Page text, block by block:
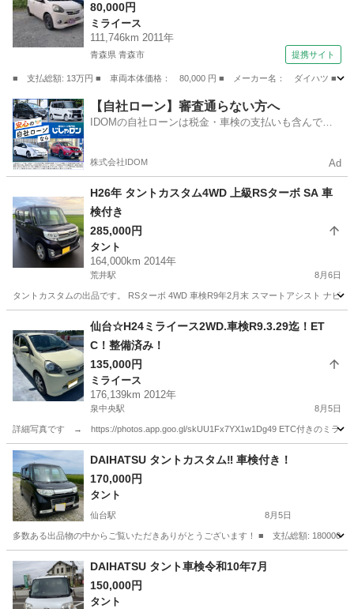
80,000円
ミライース
111,746km 2011年
青森県 青森市 提携サイト
■ 支払総額: 13万円 ■ 車両本体価格： 80,000 円 ■ メーカー名： ダイハツ ■
青森 青森市 ミライース
【自社ローン】審査通らない方へ
IDOMの自社ローンは税金・車検の支払いも含んでい
株式会社IDOM Ad
H26年 タントカスタム4WD 上級RSターボ SA 車
検付き
285,000円
タント
164,000km 2014年
荒井駅 8月6日
タントカスタムの出品です。 RSターボ 4WD 車検R9年2月末 スマートアシスト ナビ
荒井駅 タント
仙台☆H24ミライース2WD.車検R9.3.29迄！ET
C！整備済み！
135,000円
ミライース
176,139km 2012年
泉中央駅 8月5日
詳細写真です → https://photos.app.goo.gl/skUU1Fx7YX1w1Dg49 ETC付きのミライ
宮城 仙台市 ミライース 走行距離
DAIHATSU タントカスタム‼︎ 車検付き！
170,000円
タント
仙台駅 8月5日
多数ある出品物の中からご覧いただきありがとうございます！ ■ 支払総額:
宮城 名取市 タント
DAIHATSU タント車検令和10年7月
150,000円
タント